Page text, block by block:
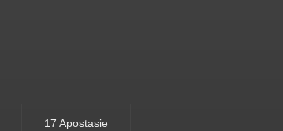
17 Apostasie